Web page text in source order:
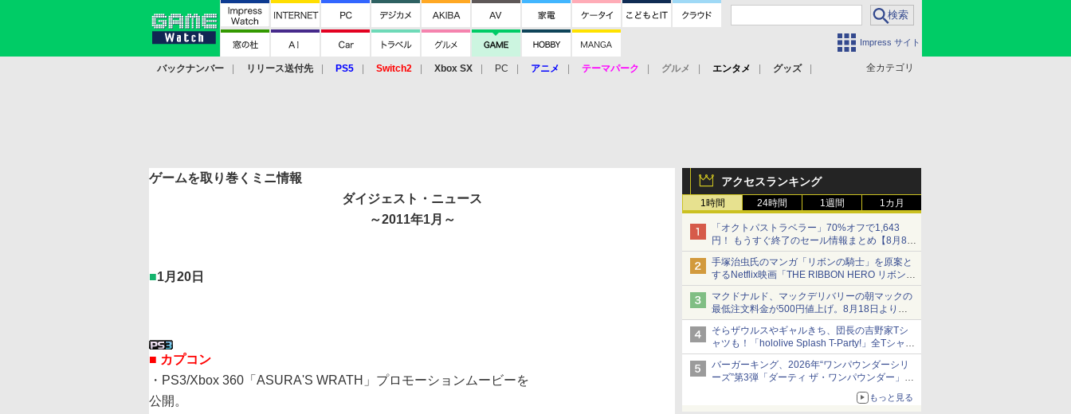
Impress サイト
全カテゴリ
バックナンバー リリース送付先 PS5 Switch2 Xbox SX PC アニメ テーマパーク グルメ エンタメ
グッズ
アクセスランキング
1時間 24時間 1週間 1カ月
「オクトパストラベラー」70%オフで1,643
円！ もうすぐ終了のセール情報まとめ【8月8日
更新】
ニンテンドーeショップでは「大神 絶景版」が
67%オフで990円
手塚治虫氏のマンガ「リボンの騎士」を原案と
するNetflix映画「THE RIBBON HERO リボンヒ
ーロー」本日配信開始
マクドナルド、マックデリバリーの朝マックの
最低注文料金が500円値上げ。8月18日より
1,500円から受付
そらザウルスやギャルきち、団長の吉野家Tシ
ャツも！「hololive Splash T-Party!」全Tシャツ
ラインナップ公開＆オンライン販売開始
バーガーキング、2026年“ワンパウンダーシリ
ーズ”第3弾「ダーティ ザ・ワンパウンダー」を
「特製ガーリックマヨソース」を使用した超大
もっと見る
ゲームを取り巻くミニ情報
ダイジェスト・ニュース
～2011年1月～
■1月20日
■ カプコン
・PS3/Xbox 360「ASURA'S WRATH」プロモーションムービーを
公開。